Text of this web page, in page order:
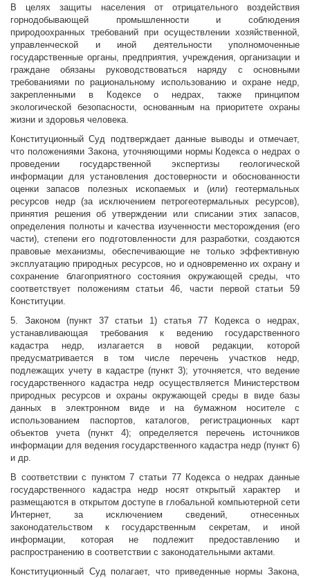
В целях защиты населения от отрицательного воздействия
горнодобывающей промышленности и соблюдения
природоохранных требований при осуществлении хозяйственной,
управленческой и иной деятельности уполномоченные
государственные органы, предприятия, учреждения, организации и
граждане обязаны руководствоваться наряду с основными
требованиями по рациональному использованию и охране недр,
закрепленными в Кодексе о недрах, также принципом
экологической безопасности, основанным на приоритете охраны
жизни и здоровья человека.
Конституционный Суд подтверждает данные выводы и отмечает,
что положениями Закона, уточняющими нормы Кодекса о недрах о
проведении государственной экспертизы геологической
информации для установления достоверности и обоснованности
оценки запасов полезных ископаемых и (или) геотермальных
ресурсов недр (за исключением петрогеотермальных ресурсов),
принятия решения об утверждении или списании этих запасов,
определения полноты и качества изученности месторождения (его
части), степени его подготовленности для разработки, создаются
правовые механизмы, обеспечивающие не только эффективную
эксплуатацию природных ресурсов, но и одновременно их охрану и
сохранение благоприятного состояния окружающей среды, что
соответствует положениям статьи 46, части первой статьи 59
Конституции.
5. Законом (пункт 37 статьи 1) статья 77 Кодекса о недрах,
устанавливающая требования к ведению государственного
кадастра недр, излагается в новой редакции, которой
предусматривается в том числе перечень участков недр,
подлежащих учету в кадастре (пункт 3); уточняется, что ведение
государственного кадастра недр осуществляется Министерством
природных ресурсов и охраны окружающей среды в виде базы
данных в электронном виде и на бумажном носителе с
использованием паспортов, каталогов, регистрационных карт
объектов учета (пункт 4); определяется перечень источников
информации для ведения государственного кадастра недр (пункт 6)
и др.
В соответствии с пунктом 7 статьи 77 Кодекса о недрах данные
государственного кадастра недр носят открытый характер и
размещаются в открытом доступе в глобальной компьютерной сети
Интернет, за исключением сведений, отнесенных
законодательством к государственным секретам, и иной
информации, которая не подлежит предоставлению и
распространению в соответствии с законодательными актами.
Конституционный Суд полагает, что приведенные нормы Закона,